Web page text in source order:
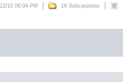
10 06:04 PM 16 Subcarpetas